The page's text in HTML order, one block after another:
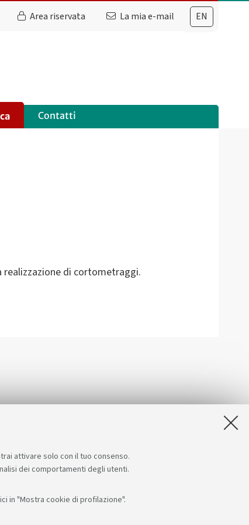
attivare solo con il tuo consenso.
dei comportamenti degli utenti.
in "Mostra cookie di profilazione".
EN
Area riservata La mia e-mail
Contatti
realizzazione di cortometraggi.